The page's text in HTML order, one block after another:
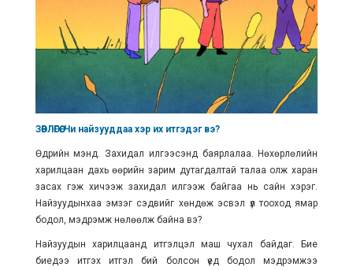
ЗӨВЛӨГӨӨ: Чи найзууддаа хэр их итгэдэг вэ?
Өдрийн мэнд. Захидал илгээсэнд баярлалаа. Нөхөрлөлийн
харилцаан дахь өөрийн зарим дутагдалтай талаа олж харан
засах гэж хичээж захидал илгээж байгаа нь сайн хэрэг.
Найзуудынхаа эмзэг сэдвийг хөндөж эсвэл үл тооход ямар
бодол, мэдрэмж нөлөөлж байна вэ?
Найзуудын харилцаанд итгэлцэл маш чухал байдаг. Бие
биедээ итгэх итгэл бий болсон үед бодол мэдрэмжээ